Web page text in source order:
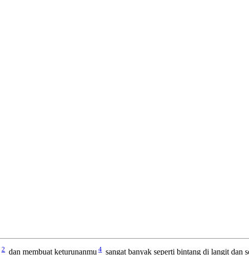
2 dan membuat keturunanmu 4 sangat banyak seperti bintang di langit dan